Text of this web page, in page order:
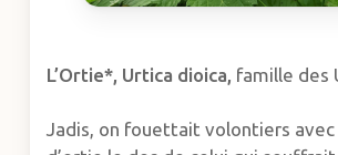
L’Ortie*, Urtica dioica, famille des
Jadis, on fouettait volontiers